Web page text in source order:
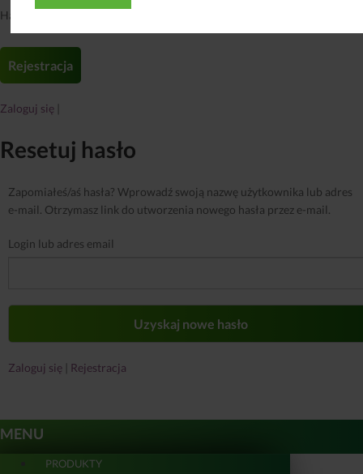
Hasło
Zaloguj się
Resetuj hasło
Zapomiałeś/aś hasła? Wprowadź swoją nazwę użytkownika lub adres
e-mail. Otrzymasz link do utworzenia nowego hasła przez e-mail.
Login lub adres email
Zaloguj się Rejestracja
MENU
PRODUKTY